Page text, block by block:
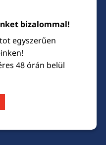
bizalommal!
egyszerűen
48 órán belül